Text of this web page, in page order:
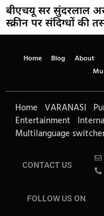
बीएचयू सर सुंदरलाल
स्क्रीन पर संदिग्धों की
Home Blog About
Home VARANASI
Entertainment
Multilanguage
CONTACT US
FOLLOW US ON